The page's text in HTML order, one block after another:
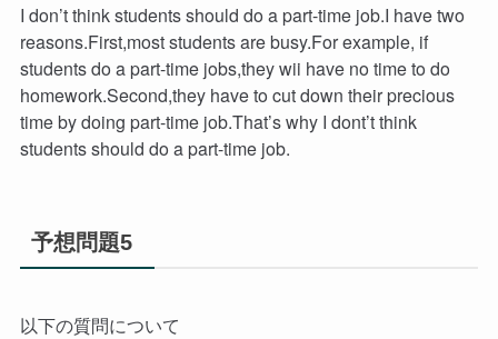
I don’t think students should do a part-time job.I have two
reasons.First,most students are busy.For example, if
students do a part-time jobs,they wii have no time to do
homework.Second,they have to cut down their precious
time by doing part-time job.That’s why I dont’t think
students should do a part-time job.
予想問題5
以下の質問について